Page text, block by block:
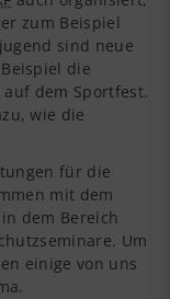
zum Beispiel
sind neue
die
dem Sportfest.
wie die
für die
mit dem
dem Bereich
Um
einige von uns